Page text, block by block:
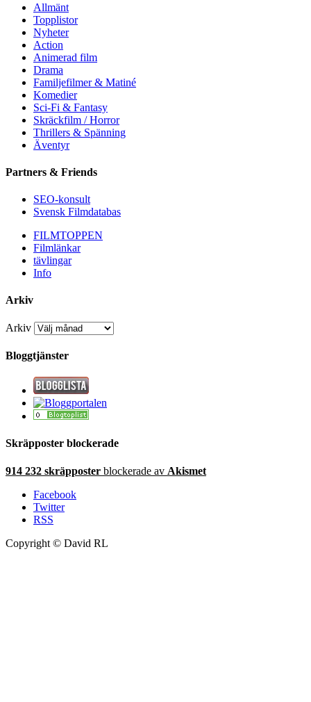
Allmänt
Topplistor
Nyheter
Action
Animerad film
Drama
Familjefilmer & Matiné
Komedier
Sci-Fi & Fantasy
Skräckfilm / Horror
Thrillers & Spänning
Äventyr
Partners & Friends
SEO-konsult
Svensk Filmdatabas
FILMTOPPEN
Filmlänkar
tävlingar
Info
Arkiv
Arkiv
Bloggtjänster
Skräpposter blockerade
914 232 skräpposter blockerade av Akismet
Facebook
Twitter
RSS
Copyright © David RL